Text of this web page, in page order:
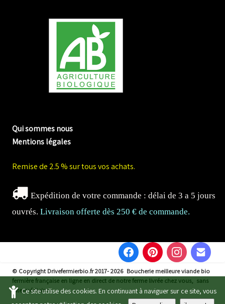
Qui sommes nous
Mentions légales
Remise de 2.5 % sur tous vos achats.
Expédition de votre commande : délai de 3 a 5 jours
ouvrés. Livraison offerte dès 250 € de commande.
© Copyright Drivefermierbio.fr 2017- 2026 Boucherie meilleure viande bio
fermière française en ligne en direct de notre ferme livrée chez vous, sans
intermédiaires.
Ce site utilise des cookies. En continuant à naviguer sur ce site, vous